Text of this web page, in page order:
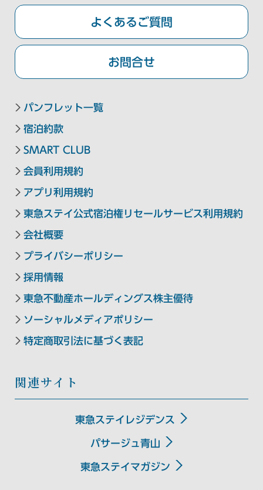
金沢・岐阜エリア
京都・大阪エリア
東急ステイ大阪本町
東急ステイ京都阪井座(四条河原町)
東急ステイ京都三条烏丸
（2025年9月29日リニューアル）
中四国エリア
Hotel information
東急ステイメルキュール広島の
SMART CLUB予約はこちら
よくあるご質問
お問合せ
パンフレット一覧
宿泊約款
SMART CLUB
会員利用規約
アプリ利用規約
東急ステイ公式宿泊権リセールサービス利用規約
会社概要
プライバシーポリシー
採用情報
東急不動産ホールディングス株主優待
ソーシャルメディアポリシー
特定商取引法に基づく表記
関連サイト
東急ステイレジデンス
パサージュ青山
東急ステイマガジン